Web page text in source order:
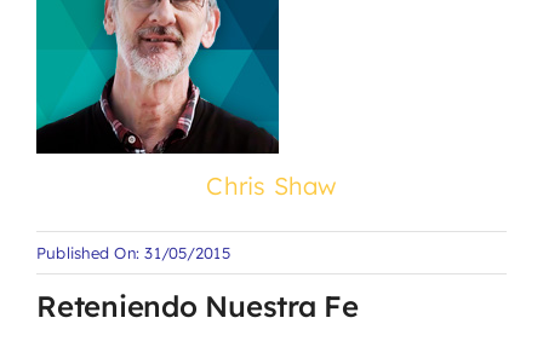
Chris Shaw
Published On: 31/05/2015
Reteniendo Nuestra Fe